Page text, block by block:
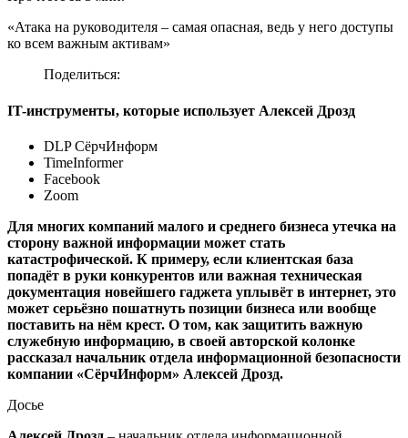
«Атака на руководителя – самая опасная, ведь у него доступы
ко всем важным активам»
Поделиться:
IT-инструменты, которые использует Алексей Дрозд
DLP СёрчИнформ
TimeInformer
Facebook
Zoom
Для многих компаний малого и среднего бизнеса утечка на
сторону важной информации может стать
катастрофической. К примеру, если клиентская база
попадёт в руки конкурентов или важная техническая
документация новейшего гаджета уплывёт в интернет, это
может серьёзно пошатнуть позиции бизнеса или вообще
поставить на нём крест. О том, как защитить важную
служебную информацию, в своей авторской колонке
рассказал начальник отдела информационной безопасности
компании «СёрчИнформ» Алексей Дрозд.
Досье